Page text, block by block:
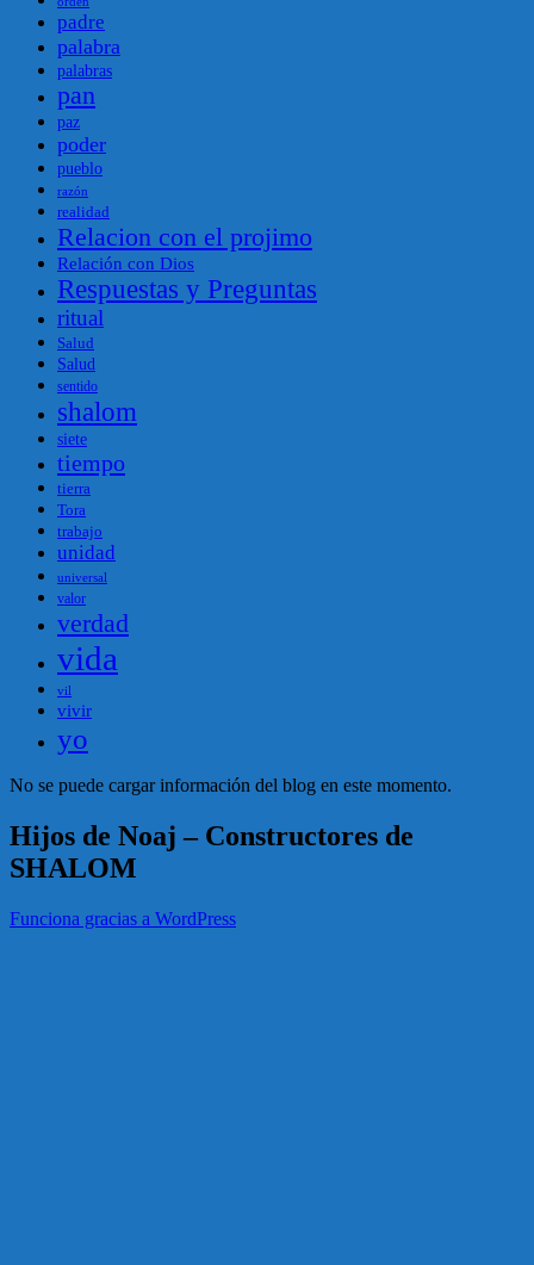
padre
palabra
palabras
pan
paz
poder
pueblo
razón
realidad
Relacion con el projimo
Relación con Dios
Respuestas y Preguntas
ritual
Salud
Salud
sentido
shalom
siete
tiempo
tierra
Tora
trabajo
unidad
universal
valor
verdad
vida
vil
vivir
yo
No se puede cargar información del blog en este momento.
Hijos de Noaj – Constructores de
SHALOM
Funciona gracias a WordPress